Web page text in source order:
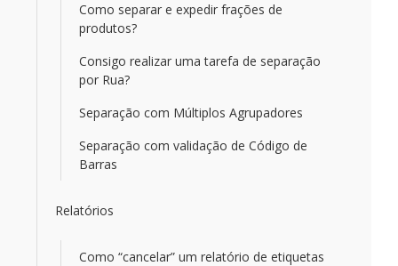
Como separar e expedir frações de
produtos?
Consigo realizar uma tarefa de separação
por Rua?
Separação com Múltiplos Agrupadores
Separação com validação de Código de
Barras
Relatórios
Como “cancelar” um relatório de etiquetas